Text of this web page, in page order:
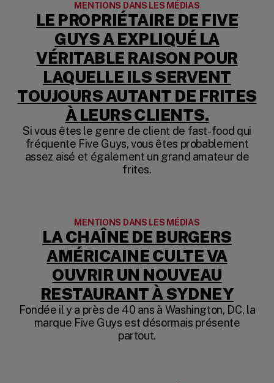
MENTIONS DANS LES MÉDIAS
LE PROPRIÉTAIRE DE FIVE
GUYS A EXPLIQUÉ LA
VÉRITABLE RAISON POUR
LAQUELLE ILS SERVENT
TOUJOURS AUTANT DE FRITES
À LEURS CLIENTS.(OPENS
Si vous êtes le genre de client de fast-food qui
fréquente Five Guys, vous êtes probablement
assez aisé et également un grand amateur de
frites.
MENTIONS DANS LES MÉDIAS
LA CHAÎNE DE BURGERS
AMÉRICAINE CULTE VA
OUVRIR UN NOUVEAU
RESTAURANT À SYDNEY
Fondée il y a près de 40 ans à Washington, DC, la
marque Five Guys est désormais présente
partout.